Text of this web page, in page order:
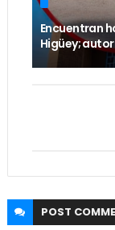
Encuentran
Higüey;
POST